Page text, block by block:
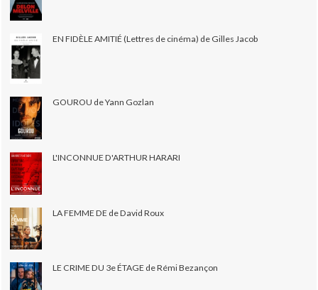
EN FIDÈLE AMITIÉ (Lettres de cinéma) de Gilles Jacob
GOUROU de Yann Gozlan
L'INCONNUE D'ARTHUR HARARI
LA FEMME DE de David Roux
LE CRIME DU 3e ÉTAGE de Rémi Bezançon